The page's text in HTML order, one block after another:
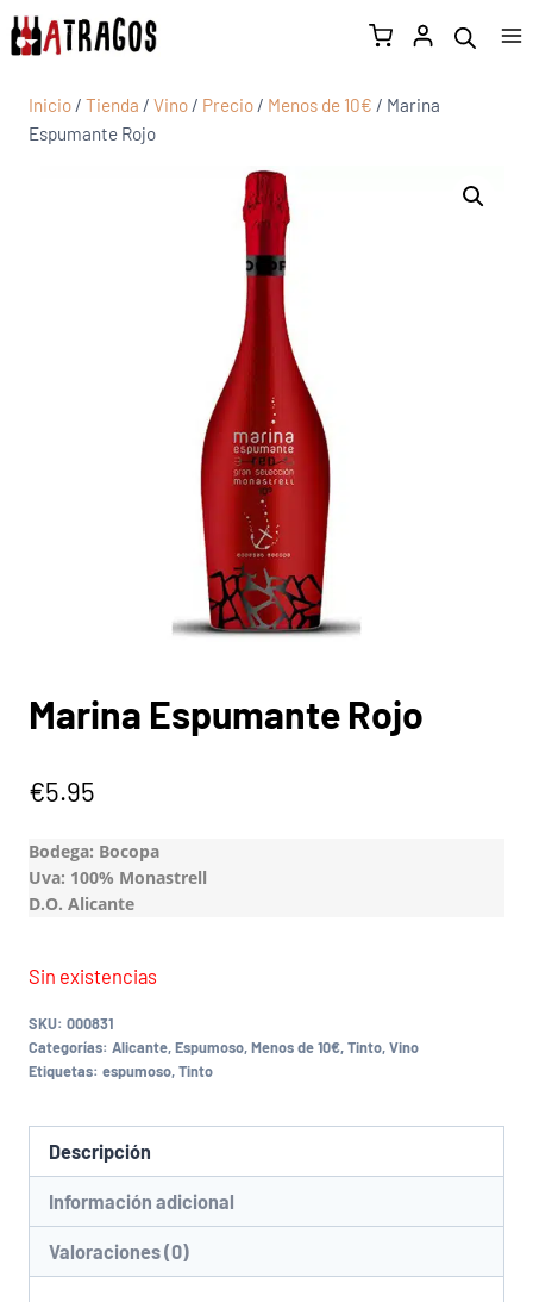
Inicio / Tienda / Vino / Precio / Menos de 10€ / Marina
Espumante Rojo
Marina Espumante Rojo
€5.95
Bodega: Bocopa
Uva: 100% Monastrell
D.O. Alicante
Sin existencias
SKU: 000831
Categorías: Alicante,Espumoso,Menos de 10€,Tinto,Vino
Etiquetas: espumoso,Tinto
Descripción
Información adicional
Valoraciones (0)